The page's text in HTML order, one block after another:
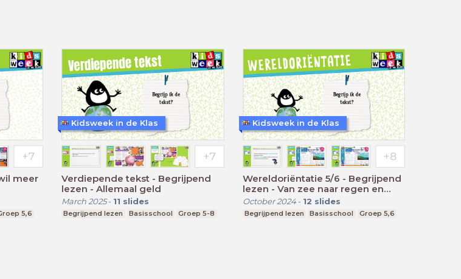
meer
5,6
Verdiepende tekst - Begrijpend
lezen - Allemaal geld
March 2025- 11 slides
Begrijpend lezen Basisschool Groep 5-8
Kidsweek in de Klas
Wereldoriëntatie 5/6 - Begrijpend
lezen - Van zee naar regen en
weer terug
October 2024- 12 slides
Begrijpend lezen Basisschool Groep 5,6
Kidsweek in de Klas